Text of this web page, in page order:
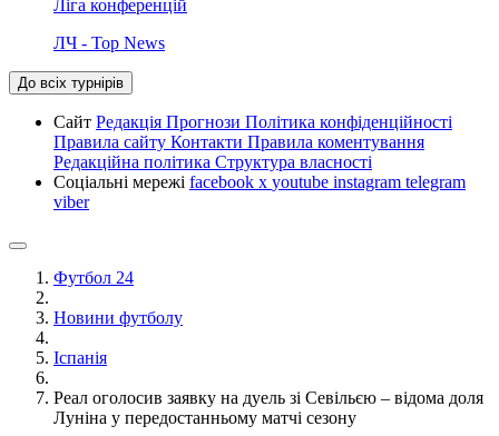
Ліга конференцій
ЛЧ - Top News
До всіх турнірів
Сайт Редакція Прогнози Політика конфіденційності
Правила сайту Контакти Правила коментування
Редакційна політика Структура власності
Соціальні мережі facebook x youtube instagram telegram
viber
Футбол 24
Новини футболу
Іспанія
Реал оголосив заявку на дуель зі Севільєю – відома доля
Луніна у передостанньому матчі сезону